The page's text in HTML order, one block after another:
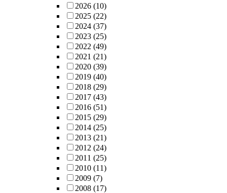
2026 (10)
2025 (22)
2024 (37)
2023 (25)
2022 (49)
2021 (21)
2020 (39)
2019 (40)
2018 (29)
2017 (43)
2016 (51)
2015 (29)
2014 (25)
2013 (21)
2012 (24)
2011 (25)
2010 (11)
2009 (7)
2008 (17)